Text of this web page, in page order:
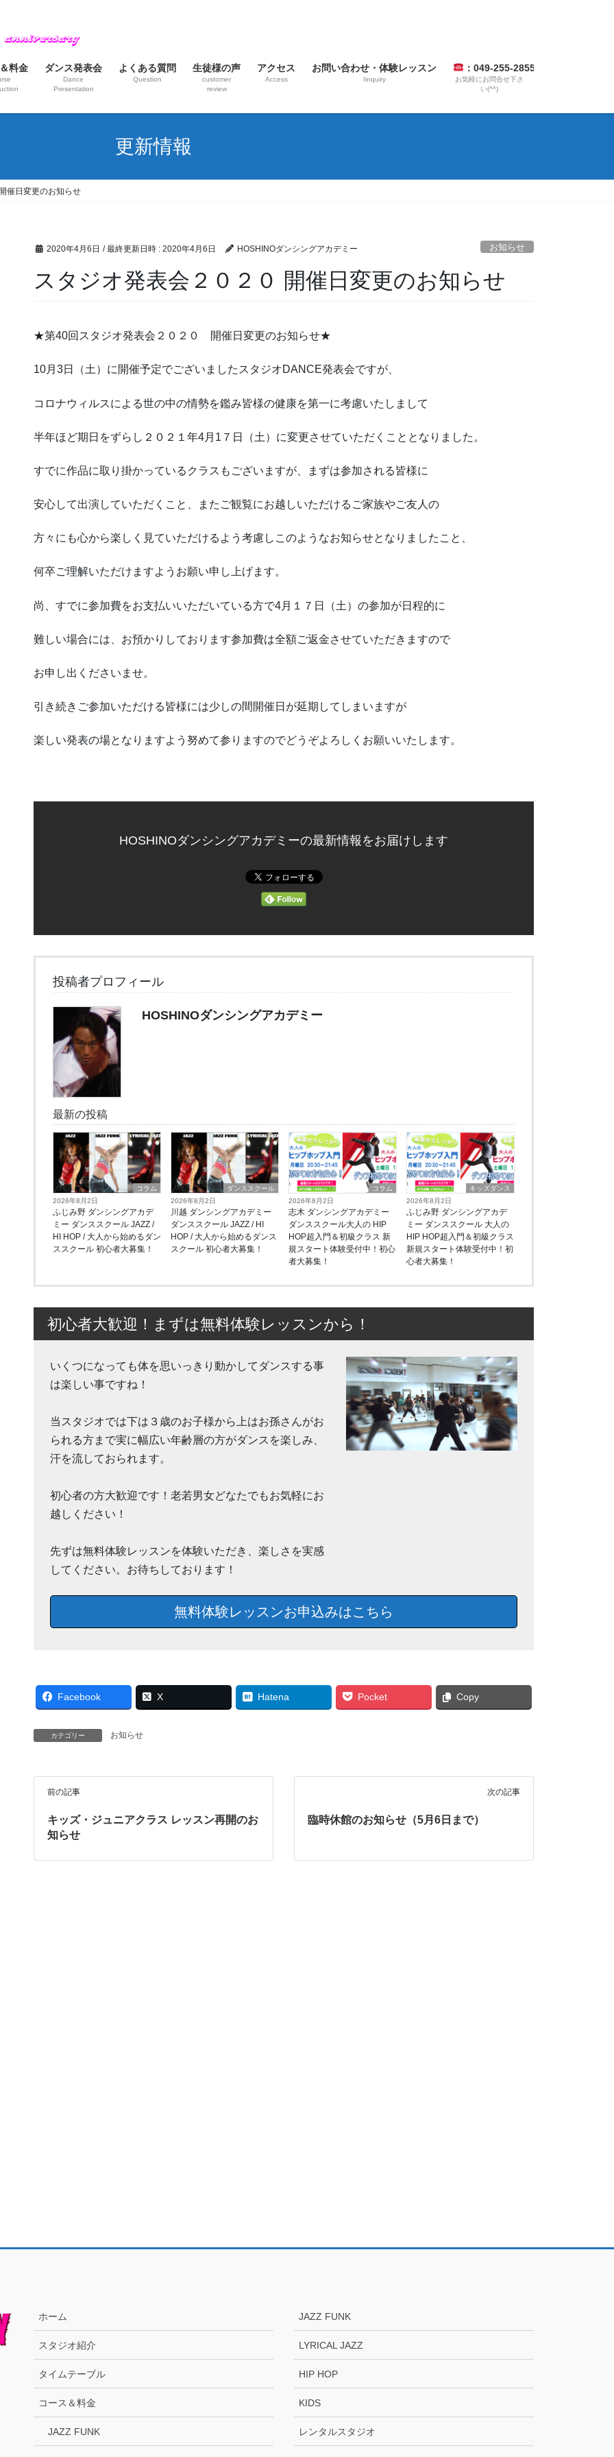
料金 ダンス発表会
Dance
Presentation
よくある質問
Question
生徒様の声
customer
review
アクセス
Access
お問い合わせ・体験レッスン
Iinquiry
：049-255-2855
お気軽にお問合せ下さ
い(^^)
更新情報
催日変更のお知らせ
2020年4月6日 / 最終更新日時 : 2020年4月6日 HOSHINOダンシングアカデミー お知らせ
スタジオ発表会２０２０ 開催日変更のお知らせ
★第40回スタジオ発表会２０２０ 開催日変更のお知らせ★
10月3日（土）に開催予定でございましたスタジオDANCE発表会ですが、
コロナウィルスによる世の中の情勢を鑑み皆様の健康を第一に考慮いたしまして
半年ほど期日をずらし２０２１年4月1７日（土）に変更させていただくこととなりました。
すでに作品に取り掛かっているクラスもございますが、まずは参加される皆様に
安心して出演していただくこと、またご観覧にお越しいただけるご家族やご友人の
方々にも心から楽しく見ていただけるよう考慮しこのようなお知らせとなりましたこと、
何卒ご理解いただけますようお願い申し上げます。
尚、すでに参加費をお支払いいただいている方で4月１７日（土）の参加が日程的に
難しい場合には、お預かりしております参加費は全額ご返金させていただきますので
お申し出くださいませ。
引き続きご参加いただける皆様には少しの間開催日が延期してしまいますが
楽しい発表の場となりますよう努めて参りますのでどうぞよろしくお願いいたします。
HOSHINOダンシングアカデミーの最新情報をお届けします
投稿者プロフィール
HOSHINOダンシングアカデミー
最新の投稿
コラム
2026年8月2日
ふじみ野 ダンシングアカデ
ミー ダンススクール JAZZ /
HI HOP / 大人から始めるダン
ススクール 初心者大募集！
ダンススクール
2026年8月2日
川越 ダンシングアカデミー
ダンススクール JAZZ / HI
HOP / 大人から始めるダンス
スクール 初心者大募集！
コラム
2026年8月2日
志木 ダンシングアカデミー
ダンススクール大人の HIP
HOP超入門＆初級クラス 新
規スタート体験受付中！初心
者大募集！
キッズダンス
2026年8月2日
ふじみ野 ダンシングアカデ
ミー ダンススクール 大人の
HIP HOP超入門＆初級クラス
新規スタート体験受付中！初
心者大募集！
初心者大歓迎！まずは無料体験レッスンから！
いくつになっても体を思いっきり動かしてダンスする事
は楽しい事ですね！
当スタジオでは下は３歳のお子様から上はお孫さんがお
られる方まで実に幅広い年齢層の方がダンスを楽しみ、
汗を流しておられます。
初心者の方大歓迎です！老若男女どなたでもお気軽にお
越しください！
先ずは無料体験レッスンを体験いただき、楽しさを実感
してください。お待ちしております！
無料体験レッスンお申込みはこちら
Facebook X Hatena Pocket Copy
カテゴリー お知らせ
前の記事
キッズ・ジュニアクラス レッスン再開のお
知らせ
次の記事
臨時休館のお知らせ（5月6日まで）
ホーム
スタジオ紹介
タイムテーブル
コース＆料金
JAZZ FUNK
JAZZ FUNK
LYRICAL JAZZ
HIP HOP
KIDS
レンタルスタジオ